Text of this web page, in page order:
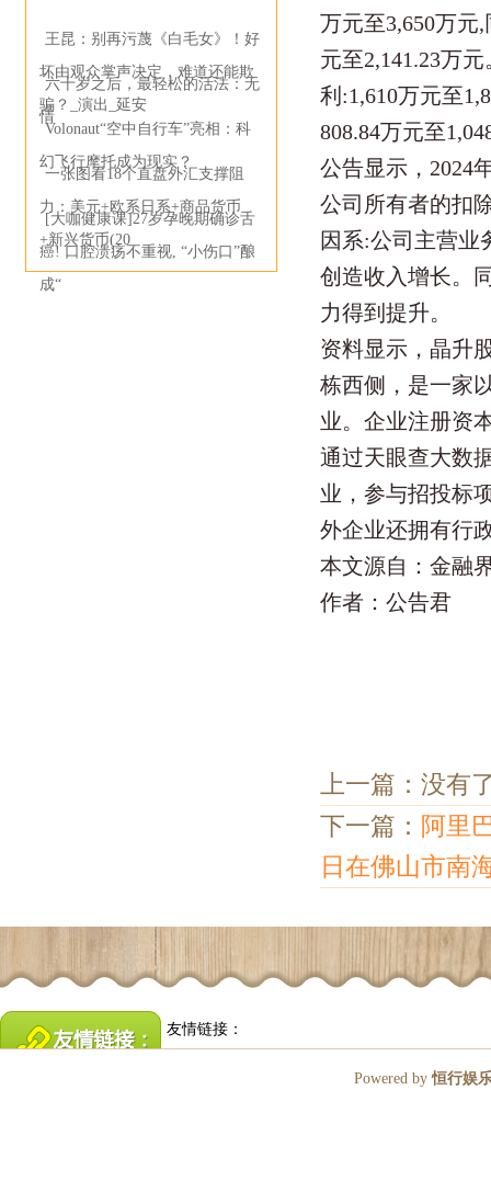
王昆：别再污蔑《白毛女》！好
坏由观众掌声决定，难道还能欺
骗？_演出_延安
六十岁之后，最轻松的活法：无
情
Volonaut“空中自行车”亮相：科
幻飞行摩托成为现实？
一张图看18个直盘外汇支撑阻
力：美元+欧系日系+商品货币
+新兴货币(20
[大咖健康课]27岁孕晚期确诊舌
癌! 口腔溃疡不重视, “小伤口”酿
成“
万元至3,650万元
元至2,141.23万
利:1,610万元至
808.84万元至
公告显示，2024
公司所有者的扣
因系:公司主营业
创造收入增长。
力得到提升。
资料显示，晶升
栋西侧，是一家
业。企业注册资
通过天眼查大数
业，参与招投标
外企业还拥有行
本文源自：金融
作者：公告君
上一篇：没有
下一篇： 阿里
日在佛山市南
友情链接：
Powered by恒行娱